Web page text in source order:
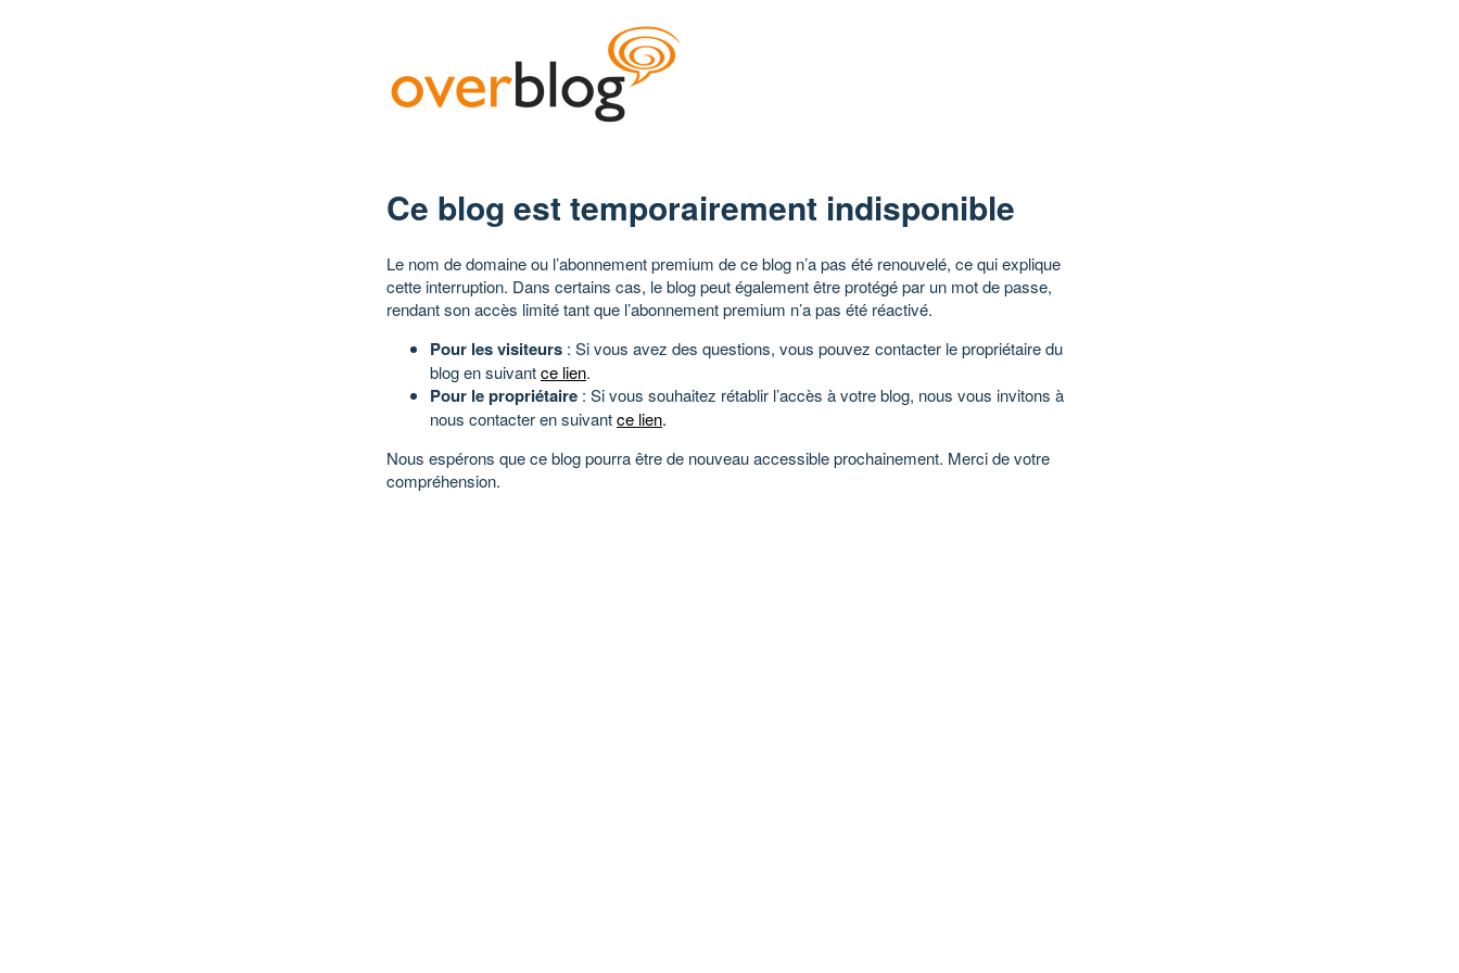
Ce blog est temporairement indisponible
Le nom de domaine ou l’abonnement premium de ce blog n’a pas été renouvelé, ce qui explique
cette interruption. Dans certains cas, le blog peut également être protégé par un mot de passe,
rendant son accès limité tant que l’abonnement premium n’a pas été réactivé.
Pour les visiteurs : Si vous avez des questions, vous pouvez contacter le propriétaire du
blog en suivantce lien.
Pour le propriétaire : Si vous souhaitez rétablir l’accès à votre blog, nous vous invitons à
nous contacter en suivantce lien.
Nous espérons que ce blog pourra être de nouveau accessible prochainement. Merci de votre
compréhension.